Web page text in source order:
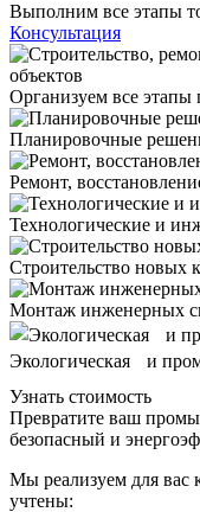
Выполним все этапы
Консультация
Организуем все этапы
Планировочные
Ремонт,
Технологические и
Строительство новых
Монтаж инженерных
Экологическая и
Узнать стоимость
Превратите ваш
безопасный и
Мы реализуем для вас
учтены: